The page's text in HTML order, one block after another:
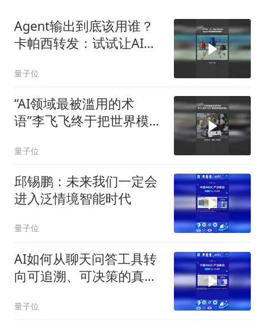
Agent输出到底该用谁？
卡帕西转发：试试让AI输
量子位
“AI领域最被滥用的术
语”李飞飞终于把世界模型
量子位
邱锡鹏：未来我们一定会
进入泛情境智能时代
量子位
AI如何从聊天问答工具转
向可追溯、可决策的真实
量子位